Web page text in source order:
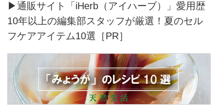
▶通販サイト「iHerb（アイハーブ）」愛用歴
10年以上の編集部スタッフが厳選！夏のセル
フケアアイテム10選［PR］